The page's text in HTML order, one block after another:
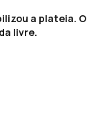
a plateia. O
livre.